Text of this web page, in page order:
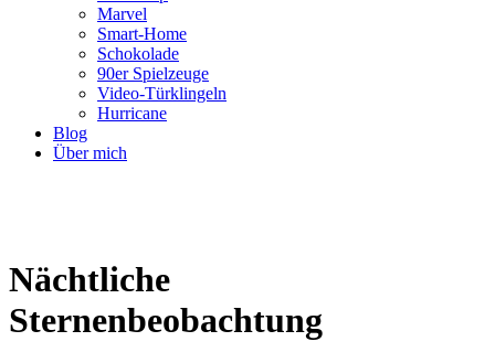
Marvel
Smart-Home
Schokolade
90er Spielzeuge
Video-Türklingeln
Hurricane
Blog
Über mich
Nächtliche
Sternenbeobachtung